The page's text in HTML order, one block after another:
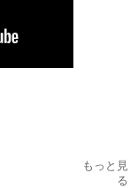
もっと見
る